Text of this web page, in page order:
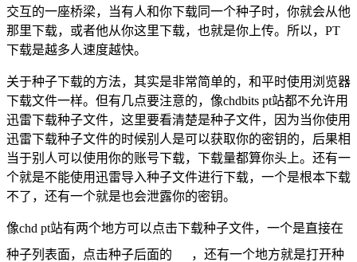
交互的一座桥梁，当有人和你下载同一个种子时，你就会从他
那里下载，或者他从你这里下载，也就是你上传。所以，PT
下载是越多人速度越快。
关于种子下载的方法，其实是非常简单的，和平时使用浏览器
下载文件一样。但有几点要注意的，像chdbits pt站都不允许用
迅雷下载种子文件，这里要看清楚是种子文件，因为当你使用
迅雷下载种子文件的时候别人是可以获取你的密钥的，后果相
当于别人可以使用你的账号下载，下载量都算你头上。还有一
个就是不能使用迅雷导入种子文件进行下载，一个是根本下载
不了，还有一个就是也会泄露你的密钥。
像chd pt站有两个地方可以点击下载种子文件，一个是直接在
种子列表面，点击种子后面的
，还有一个地方就是打开种